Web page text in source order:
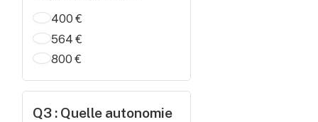
400 €
564 €
800 €
Q3 : Quelle autonomie